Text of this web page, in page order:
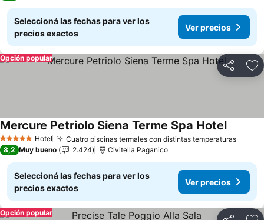
Seleccioná las fechas para ver los
precios exactos
Ver precios
Compartir
Opción popular
5 Estrellas Hotel Cuatro piscinas termales con distintas temperaturasVer
Mercure Petriolo Siena Terme Spa HotelVer
8,2 Muy bueno 2.424 Civitella Paganico
Seleccioná las fechas para ver los
precios exactos
Ver precios
Opción popular